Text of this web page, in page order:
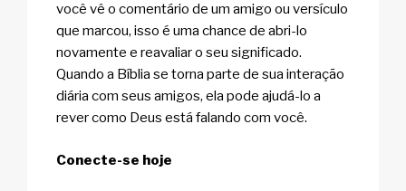
você vê o comentário de um amigo ou versículo
que marcou, isso é uma chance de abri-lo
novamente e reavaliar o seu significado.
Quando a Bíblia se torna parte de sua interação
diária com seus amigos, ela pode ajudá-lo a
rever como Deus está falando com você.
Conecte-se hoje